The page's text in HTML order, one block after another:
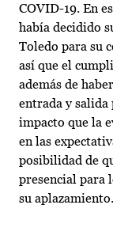
COVID-19. En
había decidido
Toledo para su
así que el
además de
entrada y salida
impacto que la
en las
posibilidad de
presencial para
su aplazamiento.